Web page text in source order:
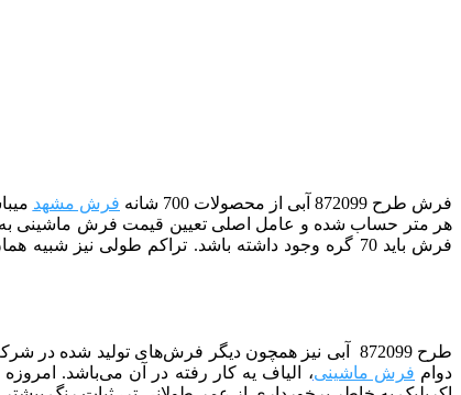
فرش طرح 872099 آبی از محصولات 700 شانه فرش مشهد
هر متر حساب شده و عامل اصلی تعیین قیمت فرش ماشینی
فرش باید 70 گره وجود داشته باشد. تراکم طولی نیز شبیه همان تراکم عرضی است با این تفاوت که آن را در نیمه «طولی» فرش محاسبه نموده و سپس در 2 ضرب می‌کنند
طرح 872099 آبی
دوام فرش ماشینی، الیاف یه کار رفته در آن می‌باشد.